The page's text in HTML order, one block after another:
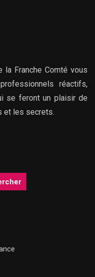
la Franche Comté vous
réactifs,
se feront un plaisir de
et les secrets.